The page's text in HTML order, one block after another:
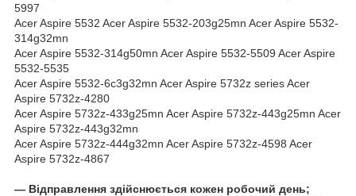
5997
Acer Aspire 5532 Acer Aspire 5532-203g25mn Acer Aspire 5532-
314g32mn
Acer Aspire 5532-314g50mn Acer Aspire 5532-5509 Acer Aspire
5532-5535
Acer Aspire 5532-6c3g32mn Acer Aspire 5732z series Acer
Aspire 5732z-4280
Acer Aspire 5732z-433g25mn Acer Aspire 5732z-443g25mn Acer
Aspire 5732z-443g32mn
Acer Aspire 5732z-444g32mn Acer Aspire 5732z-4598 Acer
Aspire 5732z-4867
― Відправлення здійснюється кожен робочий день;